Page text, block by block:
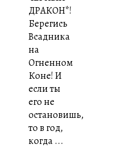
ДРАКОН*!
Берегись
Всадника
на
Огненном
Коне! И
если ты
его не
остановишь,
то в год,
когда ...